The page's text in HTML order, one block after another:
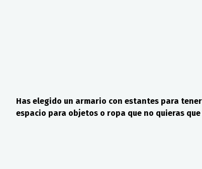
Has elegido un armario con estantes para
espacio para objetos o ropa que no quieras